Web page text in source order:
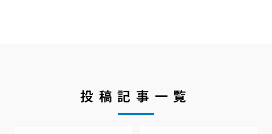
投稿記事一覧